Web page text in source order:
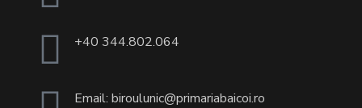
+40 344.802.064
Email: biroulunic@primariabaicoi.ro